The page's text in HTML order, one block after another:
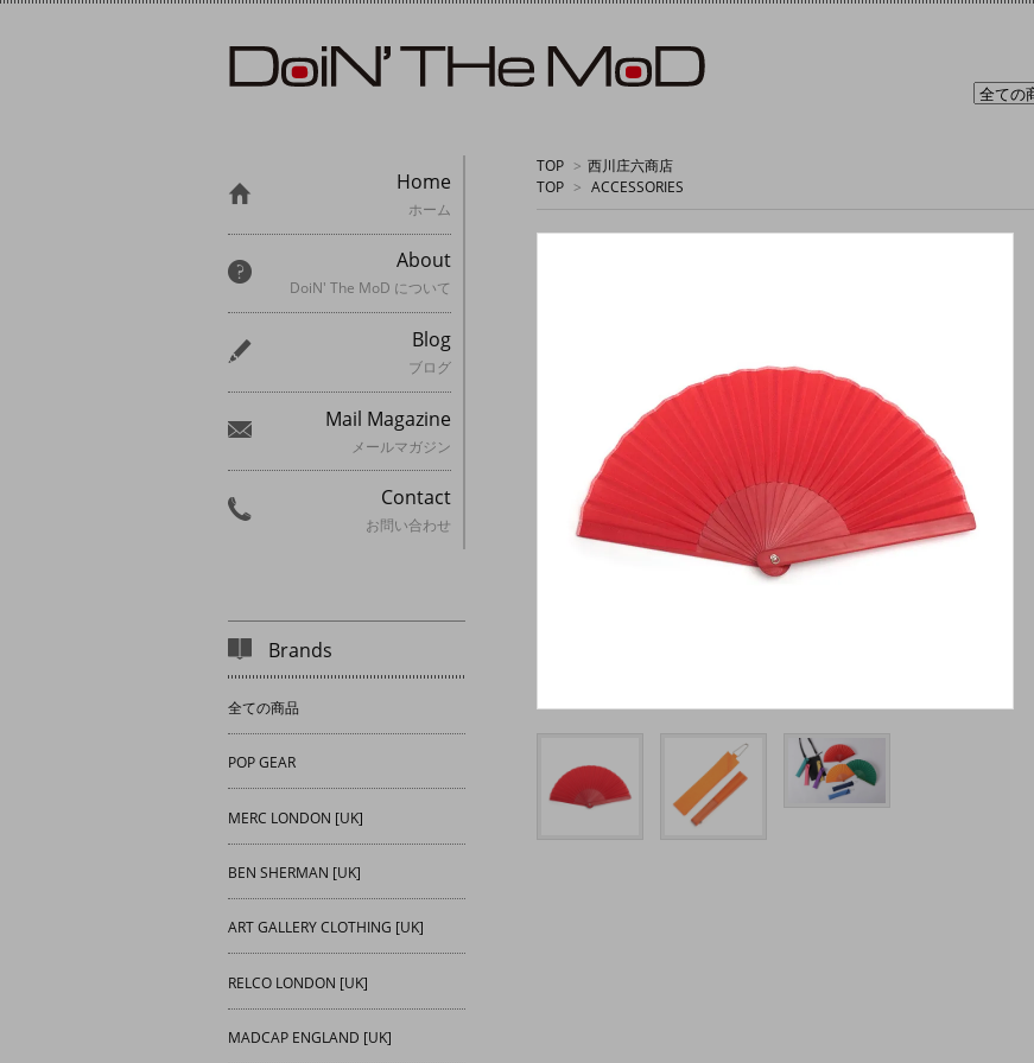
TOP > 西川庄六商店
TOP > ACCESSORIES
Home
ホーム
About
DoiN' The MoD について
Blog
ブログ
Mail Magazine
メールマガジン
Contact
お問い合わせ
Brands
全ての商品
POP GEAR
MERC LONDON [UK]
BEN SHERMAN [UK]
ART GALLERY CLOTHING [UK]
RELCO LONDON [UK]
MADCAP ENGLAND [UK]